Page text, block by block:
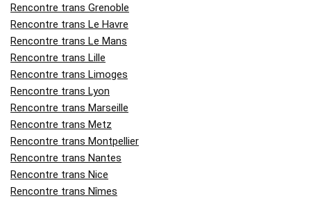
Rencontre trans Grenoble
Rencontre trans Le Havre
Rencontre trans Le Mans
Rencontre trans Lille
Rencontre trans Limoges
Rencontre trans Lyon
Rencontre trans Marseille
Rencontre trans Metz
Rencontre trans Montpellier
Rencontre trans Nantes
Rencontre trans Nice
Rencontre trans Nîmes